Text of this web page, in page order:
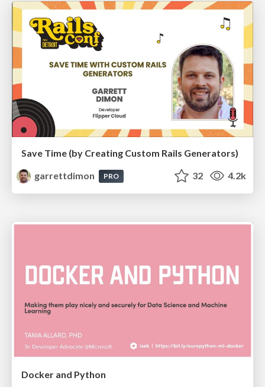
Save Time (by Creating Custom Rails Generators)
garrettdimon
PRO 32 4.2k
Docker and Python